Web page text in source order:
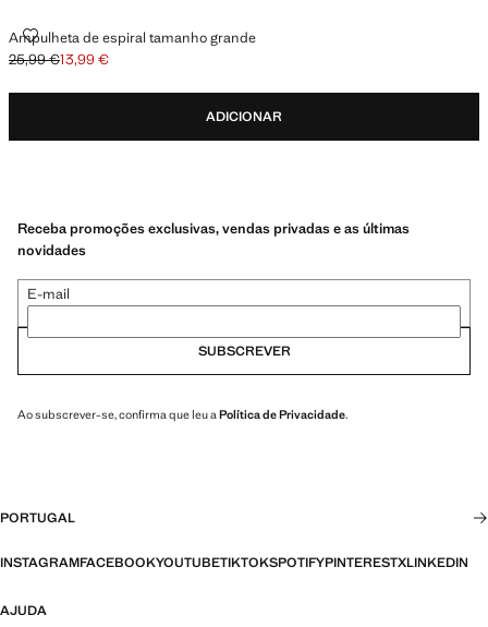
Ampulheta de espiral tamanho grande
AMPULHETA DE ESPIRAL TAMANHO GRANDE
Preço inicial riscado [25,99 € ]
25,99 €
Preço atual [13,99 € ]
13,99 €
ADICIONAR
Receba promoções exclusivas, vendas privadas e as últimas
novidades
E-mail
SUBSCREVER
Ao subscrever-se, confirma que leu a Política de Privacidade.
PORTUGAL
INSTAGRAMFACEBOOKYOUTUBETIKTOKSPOTIFYPINTERESTXLINKEDIN
AJUDA